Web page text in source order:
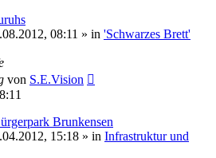
08:11 » in 'Schwarzes Brett'
von S.E.Vision
Brunkensen
15:18 » in Infrastruktur und